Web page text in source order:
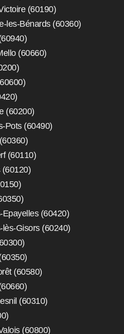
(60190)
les-Bénards (60360)
(60660)
(60200)
Pots (60490)
(60110)
(60120)
(60420)
Gisors (60240)
(60580)
(60310)
(60800)